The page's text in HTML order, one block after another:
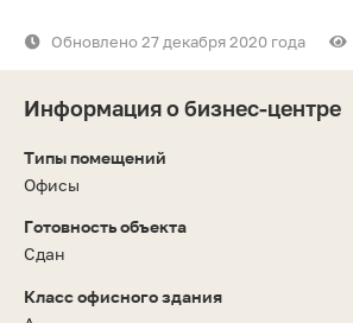
Обновлено 27 декабря 2020 года
Информация о бизнес-центре
Типы помещений
Офисы
Готовность объекта
Сдан
Класс офисного здания